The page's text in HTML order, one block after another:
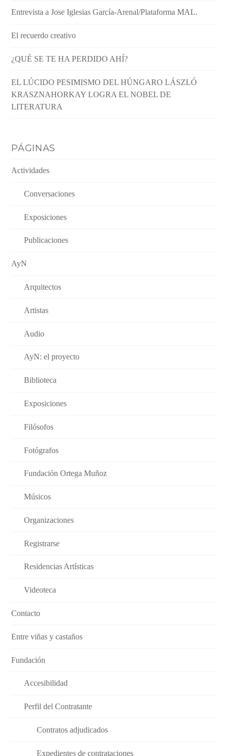
Entrevista a Jose Iglesias García-Arenal/Plataforma MAL.
El recuerdo creativo
¿QUÉ SE TE HA PERDIDO AHÍ?
EL LÚCIDO PESIMISMO DEL HÚNGARO LÁSZLÓ
KRASZNAHORKAY LOGRA EL NOBEL DE
LITERATURA
PÁGINAS
Actividades
Conversaciones
Exposiciones
Publicaciones
AyN
Arquitectos
Artistas
Audio
AyN: el proyecto
Biblioteca
Exposiciones
Filósofos
Fotógrafos
Fundación Ortega Muñoz
Músicos
Organizaciones
Registrarse
Residencias Artísticas
Videoteca
Contacto
Entre viñas y castaños
Fundación
Accesibilidad
Perfil del Contratante
Contratos adjudicados
Expedientes de contrataciones